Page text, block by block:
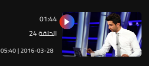
05:40 | 2016-03-28
الحلقة 24
01:44